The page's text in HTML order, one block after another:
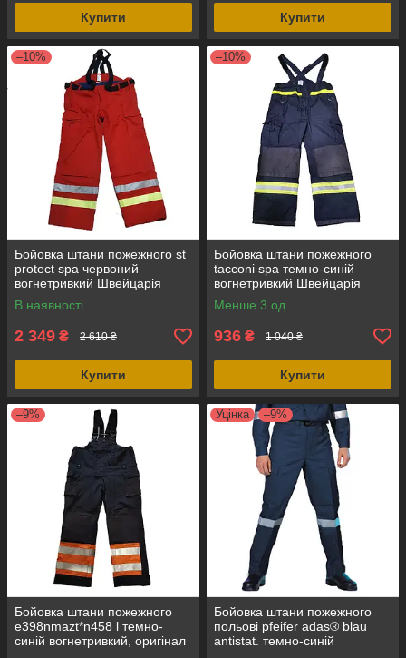
Купити Купити
–10%
Бойовка штани пожежного st
protect spa червоний
вогнетривкий Швейцарія
В наявності
2 349 ₴ 2 610 ₴
Купити
–10%
Бойовка штани пожежного
tacconi spa темно-синій
вогнетривкий Швейцарія
Менше 3 од.
936 ₴ 1 040 ₴
Купити
–9%
Бойовка штани пожежного
e398nmazt*n458 l темно-
синій вогнетривкий, оригінал
Уцінка –9%
Бойовка штани пожежного
польові pfeifer adas® blau
antistat. темно-синій